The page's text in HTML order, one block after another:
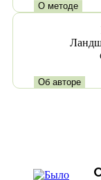
О методе
Об авторе